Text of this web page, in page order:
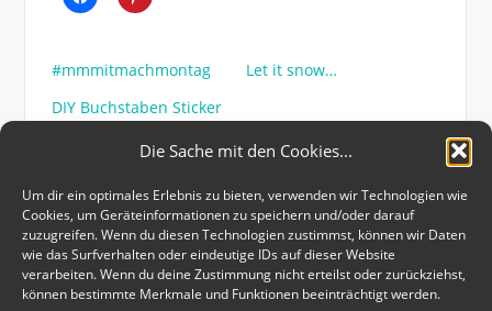
Die Sache mit den Cookies...
Um dir ein optimales Erlebnis zu bieten, verwenden wir Technologien wie
Cookies, um Geräteinformationen zu speichern und/oder darauf
zuzugreifen. Wenn du diesen Technologien zustimmst, können wir Daten
wie das Surfverhalten oder eindeutige IDs auf dieser Website
verarbeiten. Wenn du deine Zustimmung nicht erteilst oder zurückziehst,
können bestimmte Merkmale und Funktionen beeinträchtigt werden.
#mmmitmachmontag
Let it snow…
DIY Buchstaben Sticker
CATEGORIES #mmmitmachmontag
TAGS Challenge Karten mmmitmachmontag
Previous article
Aufgesammelt